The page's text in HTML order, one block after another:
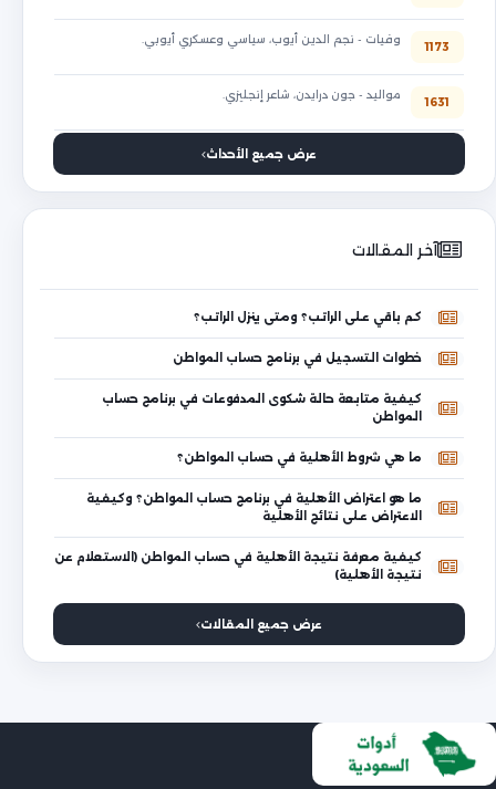
1173
وفيات - نجم الدين أيوب، سياسي وعسكري أيوبي.
1631
مواليد - جون درايدن، شاعر إنجليزي.
عرض جميع الأحداث
آخر المقالات
كم باقي على الراتب؟ ومتى ينزل الراتب؟
خطوات التسجيل في برنامج حساب المواطن
كيفية متابعة حالة شكوى المدفوعات في برنامج حساب
المواطن
ما هي شروط الأهلية في حساب المواطن؟
ما هو اعتراض الأهلية في برنامج حساب المواطن؟ وكيفية
الاعتراض على نتائج الأهلية
كيفية معرفة نتيجة الأهلية في حساب المواطن (الاستعلام عن
نتيجة الأهلية)
عرض جميع المقالات